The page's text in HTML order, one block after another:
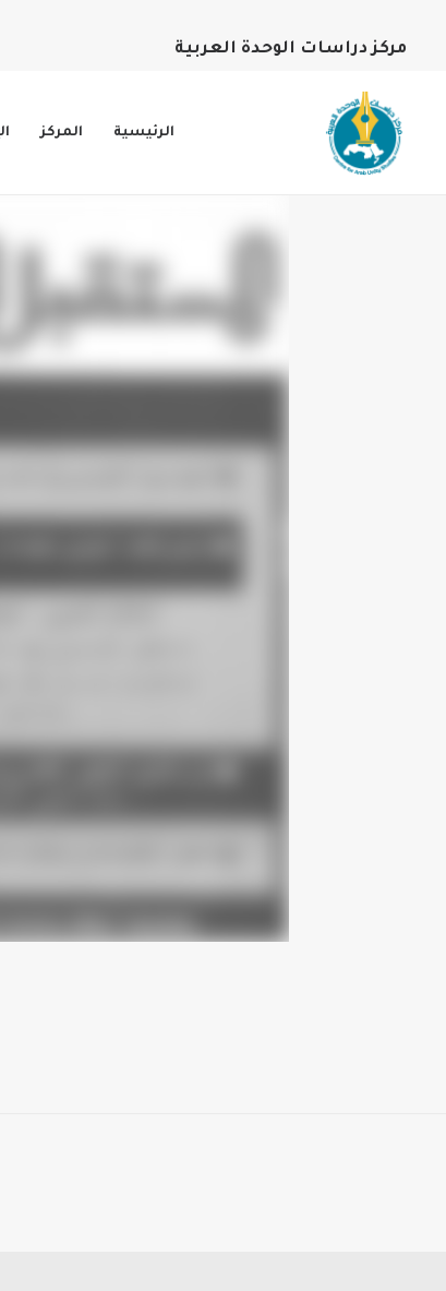
مركز دراسات الوحدة العربية
الرئيسية المركز